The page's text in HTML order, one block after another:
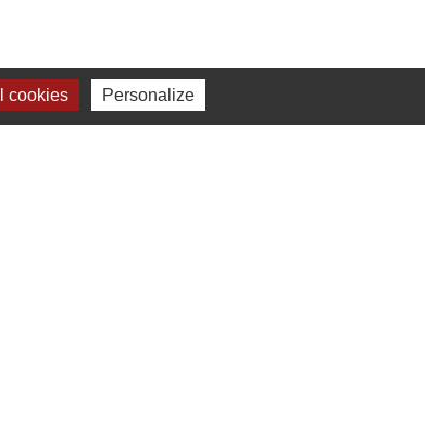
Métropole
cookies Personalize